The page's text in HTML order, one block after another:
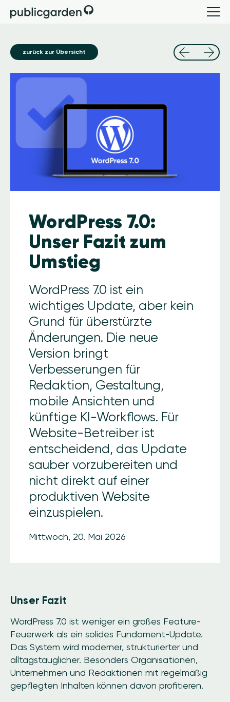
zurück zur Übersicht
Image
WordPress 7.0:
Unser Fazit zum
Umstieg
WordPress 7.0 ist ein
wichtiges Update, aber kein
Grund für überstürzte
Änderungen. Die neue
Version bringt
Verbesserungen für
Redaktion, Gestaltung,
mobile Ansichten und
künftige KI-Workflows. Für
Website-Betreiber ist
entscheidend, das Update
sauber vorzubereiten und
nicht direkt auf einer
produktiven Website
einzuspielen.
Mittwoch, 20. Mai 2026
Unser Fazit
WordPress 7.0 ist weniger ein großes Feature-
Feuerwerk als ein solides Fundament-Update.
Das System wird moderner, strukturierter und
alltagstauglicher. Besonders Organisationen,
Unternehmen und Redaktionen mit regelmäßig
gepflegten Inhalten können davon profitieren.